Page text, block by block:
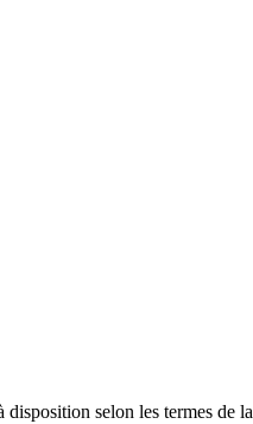
disposition selon les termes de la